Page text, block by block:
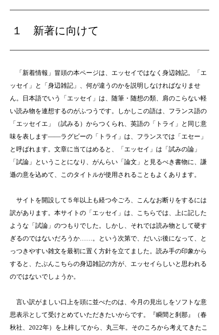
１ 新著に向けて
「新着情報」冒頭の本ページは、エッセイではなく身辺雑記。「エ
ッセイ」と「身辺雑記」、何が違うのかを説明しなければなりませ
ん。日本語でいう「エッセイ」は、随筆・随想の類、肩のこらない軽
い読み物を連想するのがふつうです。しかしこの語は、フランス語の
「エッセイエ」（試みる）からつくられ、英語の「トライ」と同じ意
味を表します――ラグビーの「トライ」は、フランスでは「エセー」
と呼ばれます。文章に当てはめると、「エッセイ」は「試みの論」
「試論」ということになり、がんらい「論文」と見るべき書物に、謙
遜の意を込めて、このタイトルが使用されることもよくあります。
サイトを開設して５年以上も経つ今ごろ、こんなお断りをするには
訳があります。本サイトの「エッセイ」は、こちらでは、上に記した
ような「試論」のつもりでした。しかし、それでは読み物として硬す
ぎるのではないだろうか……。という次第で、だいぶ後になって、と
っつきやすい雑文を最初に置く方針を立てました。読み手の印象から
すると、たぶんこちらの身辺雑記の方が、エッセイらしいと思われる
のではないでしょうか。
言い訳がましい口上を頭に並べたのは、今月の見出しをソフトな意
思表示として受けとめていただきたいからです。『瞬間と刹那』
（春
秋社、 2022年） を上梓してから、丸三年。そのころから考えてきたこ